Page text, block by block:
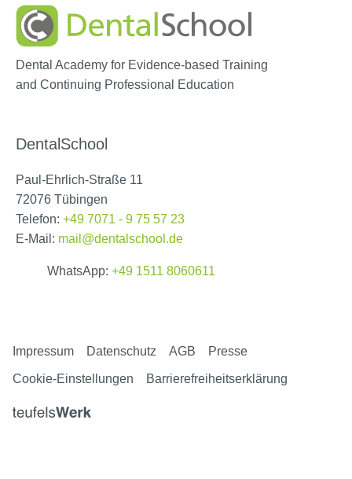
Dental Academy for Evidence-based Training
and Continuing Professional Education
DentalSchool
Paul-Ehrlich-Straße 11
72076 Tübingen
Telefon: +49 7071 - 9 75 57 23
E-Mail: mail@dentalschool.de
WhatsApp: +49 1511 8060611
Impressum Datenschutz AGB
Presse
Cookie-Einstellungen
Barrierefreiheitserklärung